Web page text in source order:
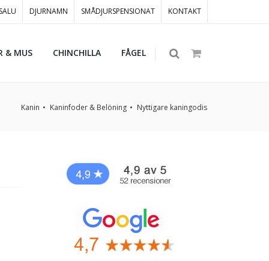
DJURNAMN SMÅDJURSPENSIONAT KONTAKT
& MUS CHINCHILLA FÅGEL
Kanin Kaninfoder & Belöning Nyttigare kaningodis